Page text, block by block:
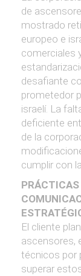
de
mostrado
europeo e
comerciales
desafiante
prometedor
israelí. La
deficiente
de la
cumplir con
El cliente
ascensores,
técnicos por
superar